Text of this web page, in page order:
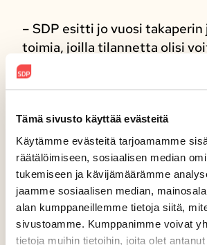
Tämä sivusto käyttää evästeitä
Käytämme evästeitä tarjoamamme
räätälöimiseen, sosiaalisen median
tukemiseen ja kävijämäärämme
jaamme sosiaalisen median,
alan kumppaneillemme tietoja siitä,
sivustoamme. Kumppanimme voivat
tietoja muihin tietoihin, joita olet
– SDP esitti jo vuosi takaperin
toimia, joilla tilannetta olisi
Nyt on tehty eniten
2000-luvulla ja rakennusala
rakennusalan romahtaa ja
rakentajista työttömiä,
huomauttaa.
– Hallitusta tämä ei näytä
Ara lakkautetaan itsenäisenä
Valtion asuntorahasto